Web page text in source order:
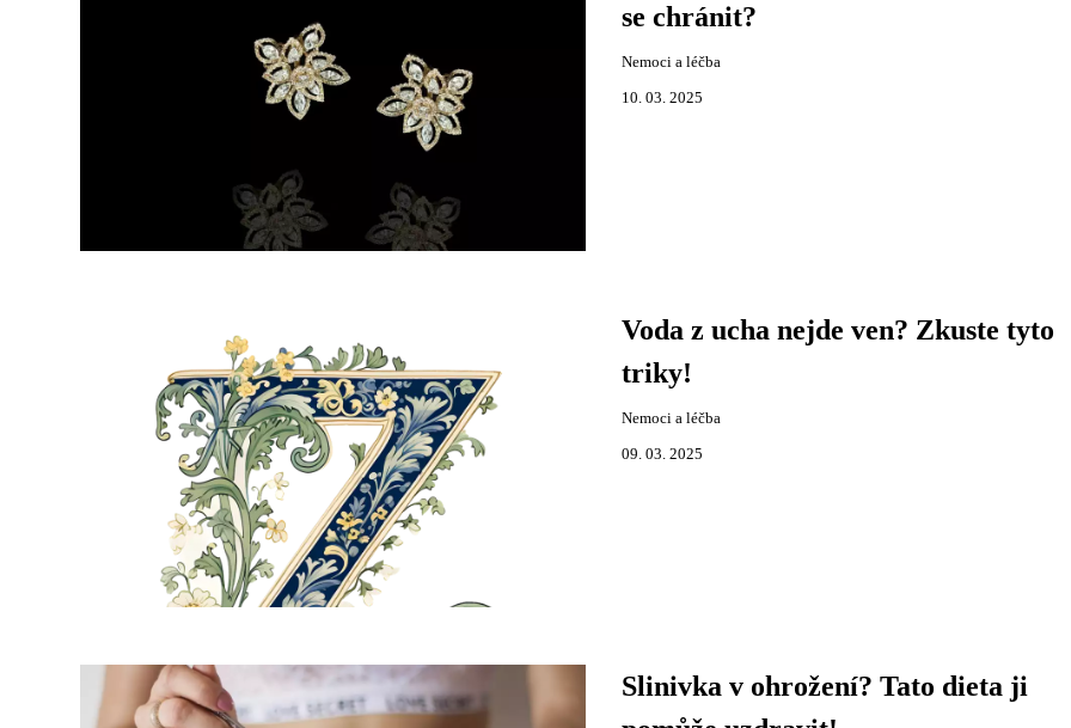
se chránit?
Nemoci a léčba
10. 03. 2025
Voda z ucha nejde ven? Zkuste tyto
triky!
Nemoci a léčba
09. 03. 2025
Slinivka v ohrožení? Tato dieta ji